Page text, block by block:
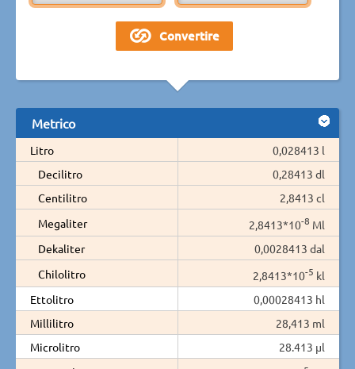
Metrico
Litro
0,028413 l
Decilitro
0,28413 dl
Centilitro
2,8413 cl
Megaliter
2,8413*10-8 Ml
Dekaliter
0,0028413 dal
Chilolitro
2,8413*10-5 kl
Ettolitro
0,00028413 hl
Millilitro
28,413 ml
Microlitro
28.413 µl